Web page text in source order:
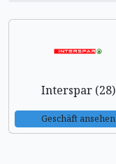
Interspar (28)
Geschäft ansehen